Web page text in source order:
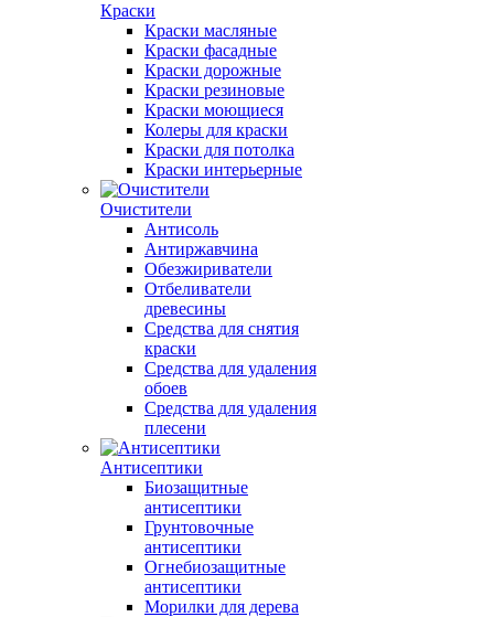
Краски
Краски масляные
Краски фасадные
Краски дорожные
Краски резиновые
Краски моющиеся
Колеры для краски
Краски для потолка
Краски интерьерные
Очистители
Антисоль
Антиржавчина
Обезжириватели
Отбеливатели
древесины
Средства для снятия
краски
Средства для удаления
обоев
Средства для удаления
плесени
Антисептики
Биозащитные
антисептики
Грунтовочные
антисептики
Огнебиозащитные
антисептики
Морилки для дерева